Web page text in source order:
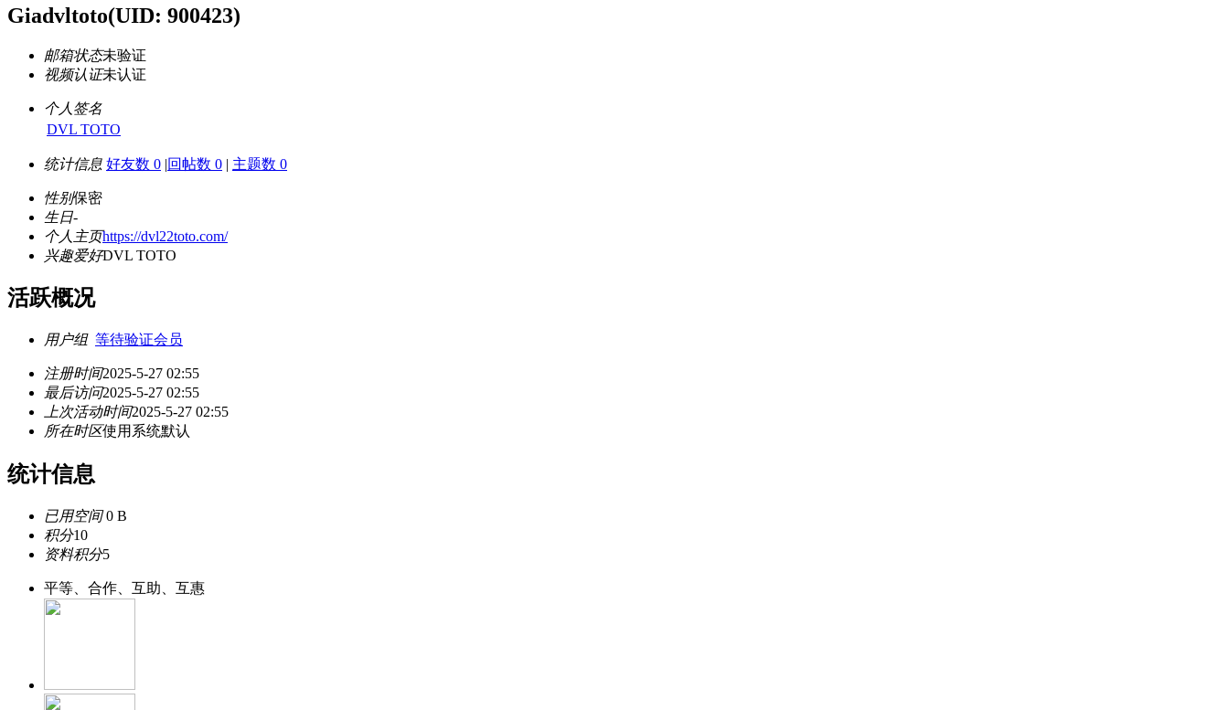
Giadvltoto(UID: 900423)
邮箱状态未验证
视频认证未认证
个人签名
DVL TOTO
统计信息 好友数 0 |回帖数 0 | 主题数 0
性别保密
生日-
个人主页https://dvl22toto.com/
兴趣爱好DVL TOTO
活跃概况
用户组 等待验证会员
注册时间2025-5-27 02:55
最后访问2025-5-27 02:55
上次活动时间2025-5-27 02:55
所在时区使用系统默认
统计信息
已用空间0 B
积分10
资料积分5
平等、合作、互助、互惠